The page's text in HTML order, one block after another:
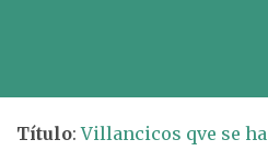
Título:Villancicos qve se